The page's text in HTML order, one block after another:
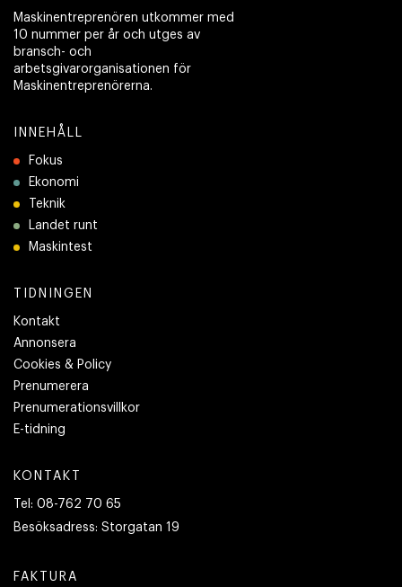
Maskinentreprenören utkommer med
10 nummer per år och utges av
bransch- och
arbetsgivarorganisationen för
Maskinentreprenörerna.
INNEHÅLL
Fokus
Ekonomi
Teknik
Landet runt
Maskintest
TIDNINGEN
Kontakt
Annonsera
Cookies & Policy
Prenumerera
Prenumerationsvillkor
E-tidning
KONTAKT
Tel: 08-762 70 65
Besöksadress: Storgatan 19
FAKTURA